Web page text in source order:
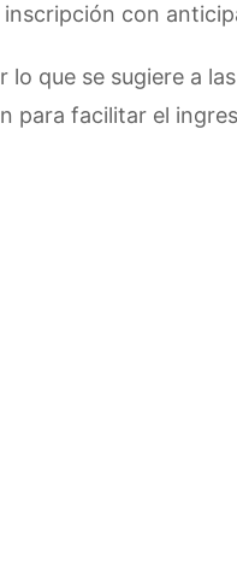
inscripción con
lo que se sugiere a las
para facilitar el